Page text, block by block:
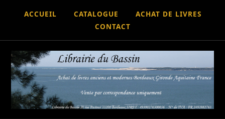
ACCUEIL CATALOGUE
ACHAT DE LIVRES
CONTACT